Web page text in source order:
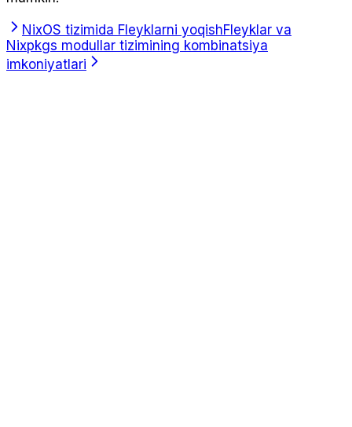
NixOS tizimida Fleyklarni yoqishFleyklar va
Nixpkgs modullar tizimining kombinatsiya
imkoniyatlari